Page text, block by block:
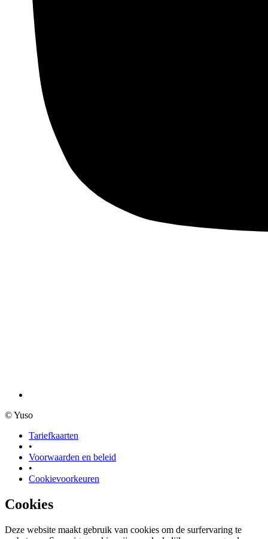
© Yuso
Tariefkaarten
•
Voorwaarden en beleid
•
Cookievoorkeuren
Cookies
Deze website maakt gebruik van cookies om de surfervaring te